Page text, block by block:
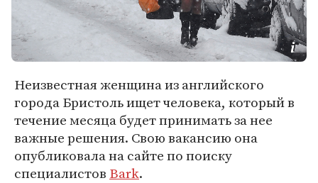
Неизвестная женщина из английского
города Бристоль ищет человека, который в
течение месяца будет принимать за нее
важные решения. Свою вакансию она
опубликовала на сайте по поиску
специалистов Bark.